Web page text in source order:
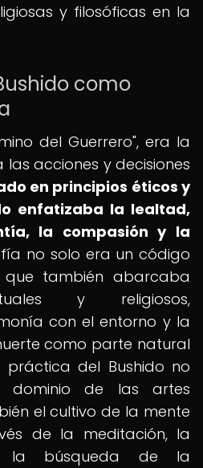
y filosóficas en la
como
del Guerrero", era la
acciones y decisiones
en principios éticos y
enfatizaba la lealtad,
la compasión y la
no solo era un código
también abarcaba
y religiosos,
con el entorno y la
como parte natural
práctica del Bushido no
dominio de las artes
el cultivo de la mente
de la meditación, la
la búsqueda de la